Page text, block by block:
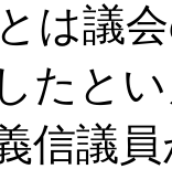
は議
たと
信議